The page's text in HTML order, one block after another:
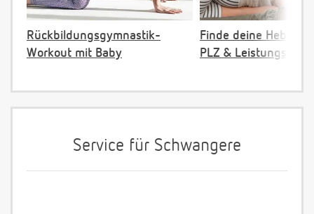
Rückbildungsgymnastik-
Workout mit Baby
Finde deine
PLZ &
Service für Schwangere